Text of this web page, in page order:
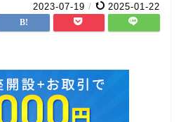
2023-07-19 / 2025-01-22